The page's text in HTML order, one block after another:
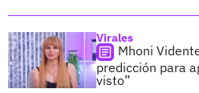
Virales
Mhoni
predicción para
visto”